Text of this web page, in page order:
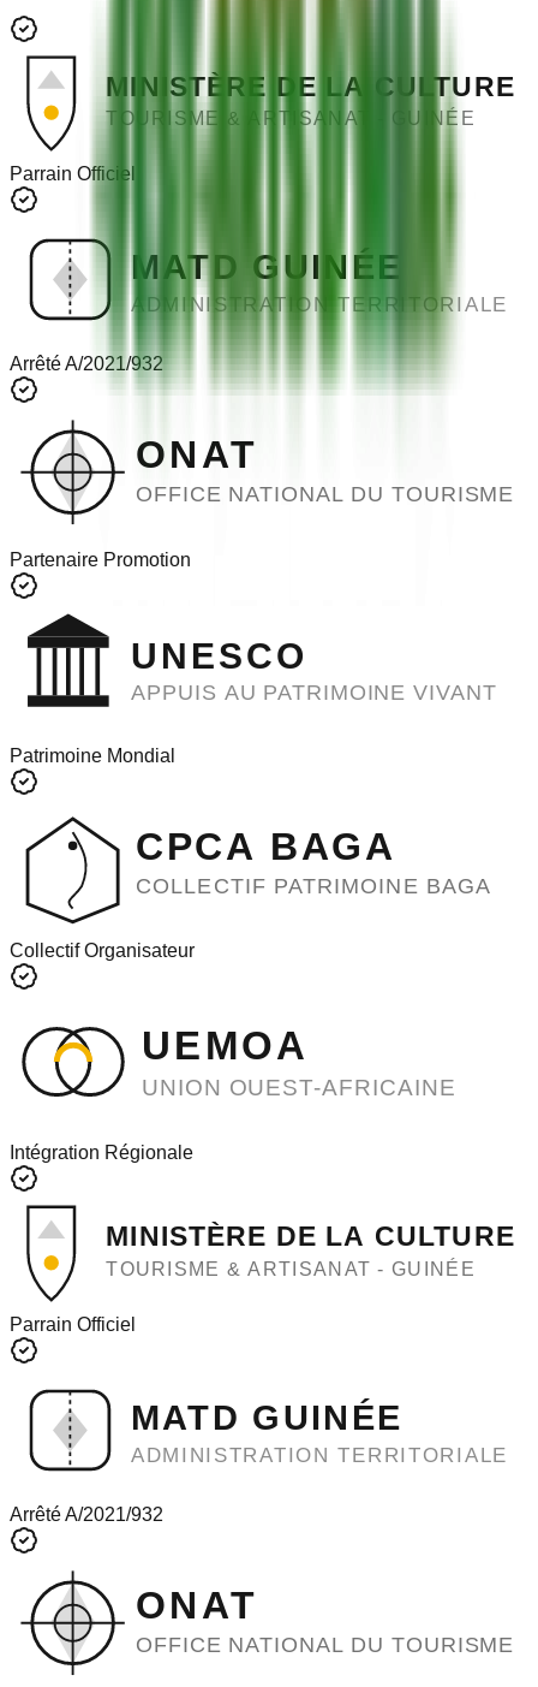
MINISTÈRE DE LA CULTURE
TOURISME & ARTISANAT - GUINÉE
Parrain Officiel
MATD GUINÉE
ADMINISTRATION TERRITORIALE
Arrêté A/2021/932
ONAT
OFFICE NATIONAL DU TOURISME
Partenaire Promotion
UNESCO
APPUIS AU PATRIMOINE VIVANT
Patrimoine Mondial
CPCA BAGA
COLLECTIF PATRIMOINE BAGA
Collectif Organisateur
UEMOA
UNION OUEST-AFRICAINE
Intégration Régionale
MINISTÈRE DE LA CULTURE
TOURISME & ARTISANAT - GUINÉE
Parrain Officiel
MATD GUINÉE
ADMINISTRATION TERRITORIALE
Arrêté A/2021/932
ONAT
OFFICE NATIONAL DU TOURISME